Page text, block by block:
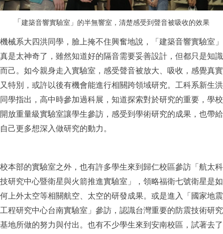
「 建築音響實驗室」的半無響室，清楚感受到聲音被吸收的效果
機械系大四洪同學，臉上掩不住興奮地說，「建築音響實驗室」
真是太神奇了，雖然知道好的隔音需要妥善設計，但都只是知識
而己。如今親身走入實驗室，感受聲音被放大、吸收，感覺真實
又特別，或許以後有機會能進行相關跨領域研究。工科系新生洪
同學指出，高中時參加過科展，知道探索對於研究的重要，學校
開放重量級實驗室讓學生參訪，感受到學術研究的成果，也帶給
自己更多想深入做研究的動力。
校本部的實驗室之外，也有許多學生來到歸仁校區參訪「航太科
技研究中心暨衛星與火箭推進實驗室」，領略福衛七號衛星是如
何上外太空等相關航空、太空的研發成果。或是進入「國家地震
工程研究中心台南實驗室」參訪，認識台灣重要的防震技術研究
基地所做的努力與付出。也有不少學生來到安南校區，試著去了